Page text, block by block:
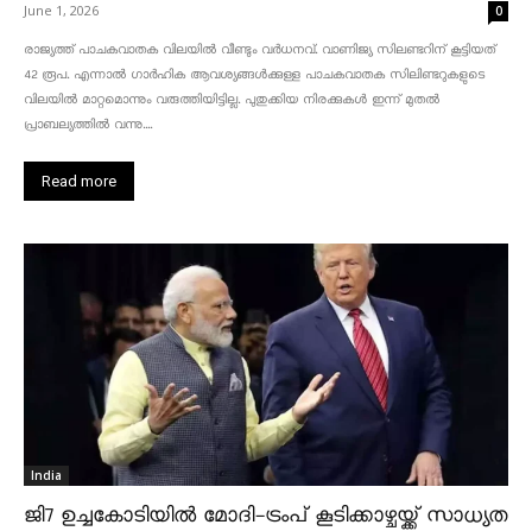
June 1, 2026 0
രാജ്യത്ത് പാചകവാതക വിലയിൽ വീണ്ടും വർധനവ്. വാണിജ്യ സിലണ്ടറിന് കൂട്ടിയത്
42 രൂപ. എന്നാൽ ഗാർഹിക ആവശ്യങ്ങൾക്കുള്ള പാചകവാതക സിലിണ്ടറുകളുടെ
വിലയിൽ മാറ്റമൊന്നും വരുത്തിയിട്ടില്ല. പുതുക്കിയ നിരക്കുകൾ ഇന്ന് മുതൽ
പ്രാബല്യത്തിൽ വന്നു....
Read more
India
ജി7 ഉച്ചകോടിയിൽ മോദി-ട്രംപ് കൂടിക്കാഴ്ചയ്ക്ക് സാധ്യത